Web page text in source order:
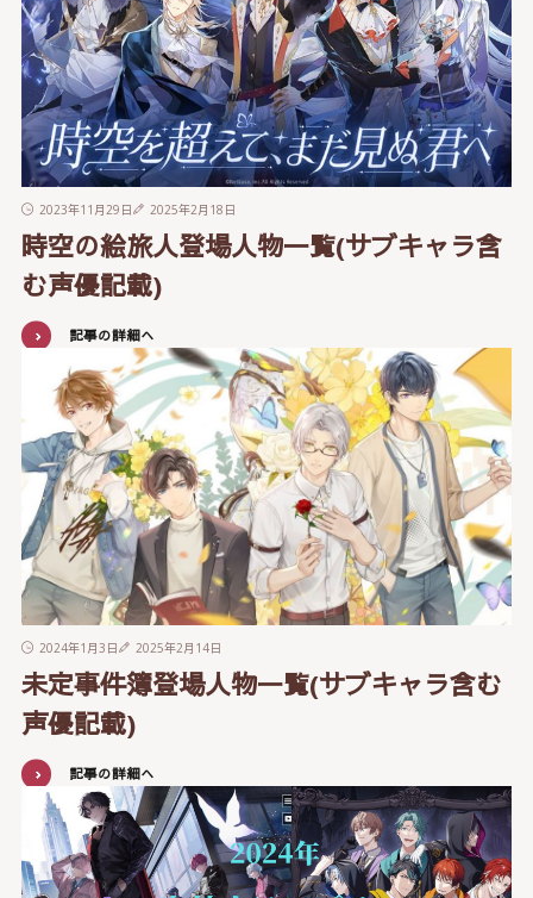
2023年11月29日 2025年2月18日
時空の絵旅人登場人物一覧(サブキャラ含
む声優記載)
記事の詳細へ
2024年1月3日 2025年2月14日
未定事件簿登場人物一覧(サブキャラ含む
声優記載)
記事の詳細へ